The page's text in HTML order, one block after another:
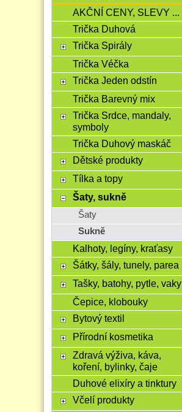
AKČNÍ CENY, SLEVY ...
Trička Duhová
Trička Spirály
Trička Véčka
Trička Jeden odstín
Trička Barevný mix
Trička Srdce, mandaly,
symboly
Trička Duhový maskáč
Dětské produkty
Tílka a topy
Šaty, sukně
Šaty
Sukně
Kalhoty, legíny, kraťasy
Šátky, šály, tunely, parea
Tašky, batohy, pytle, vaky
Čepice, klobouky
Bytový textil
Přírodní kosmetika
Zdravá výživa, káva,
koření, bylinky, čaje
Duhové elixíry a tinktury
Včelí produkty